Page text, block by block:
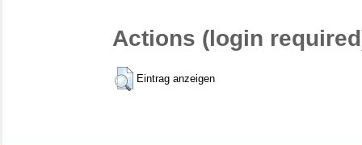
Actions (login
Eintrag anzeigen